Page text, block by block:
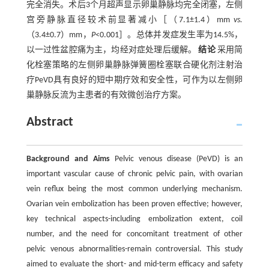
完全消失。术后3个月超声显示卵巢静脉均完全闭塞，左侧
宫旁静脉直径较术前显著减小［（7.1±1.4）mmvs.
（3.4±0.7）mm， P<0.001］。总体并发症发生率为14.5%，
以一过性盆腔痛为主，均经对症处理后缓解。结论采用简
化栓塞策略的左侧卵巢静脉弹簧圈栓塞联合硬化剂注射治
疗PeVD具有良好的短中期疗效和安全性，可作为以左侧卵
巢静脉反流为主患者的有效微创治疗方案。
Abstract
Background and AimsPelvic venous disease (PeVD) is an
important vascular cause of chronic pelvic pain, with ovarian
vein reflux being the most common underlying mechanism.
Ovarian vein embolization has been proven effective; however,
key technical aspects-including embolization extent, coil
number, and the need for concomitant treatment of other
pelvic venous abnormalities-remain controversial. This study
aimed to evaluate the short- and mid-term efficacy and safety